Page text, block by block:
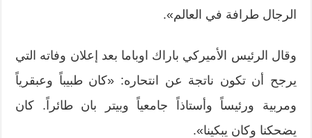
الرجال طرافة في العالم».
وقال الرئيس الأميركي باراك اوباما بعد إعلان وفاته التي
يرجح أن تكون ناتجة عن انتحاره: «كان طبيباً وعبقرياً
ومربية ورئيساً وأستاذاً جامعياً وبيتر بان طائراً. كان
يضحكنا وكان يبكينا».